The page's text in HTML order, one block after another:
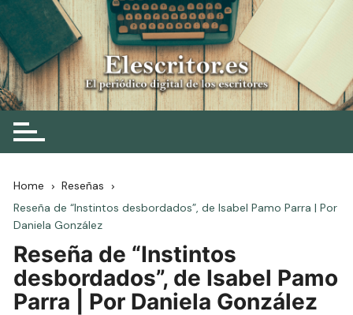
Skip
to
content
Elescritor.es
El periódico digital de los escritores
Home
Reseñas
Reseña de “Instintos desbordados”, de Isabel Pamo Parra | Por
Daniela González
Reseña de “Instintos
desbordados”, de Isabel Pamo
Parra | Por Daniela González